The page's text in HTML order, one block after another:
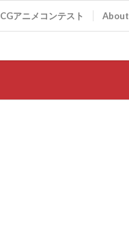
CGアニメコンテスト About